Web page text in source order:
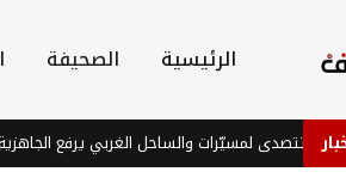
الرئيسية الصحيفة
لمسيّرات والساحل الغربي يرفع الجاهزية